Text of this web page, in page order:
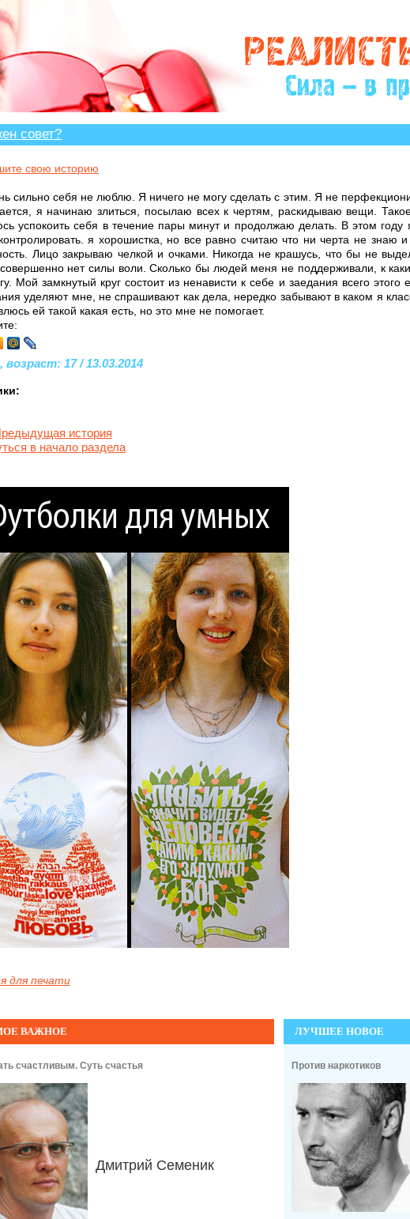
много историй, авторы которых остро нуждаются в
совет?
свою историю
сильно себя не люблю. Я ничего не могу сделать с этим. Я не
я начинаю злиться, посылаю всех к чертям, раскидываю вещи.
успокоить себя в течение пары минут и продолжаю делать. В этом
я хорошистка, но все равно считаю что ни черта не
Лицо закрываю челкой и очками. Никогда не крашусь, что бы не
нет силы воли. Сколько бы людей меня не поддерживали, к
Мой замкнутый круг состоит из ненависти к себе и заедания всего
уделяют мне, не спрашивают как дела, нередко забывают в каком я
ей такой какая есть, но это мне не помогает.
возраст: 17 / 13.03.2014
история
в начало раздела
для печати
ВАЖНОЕ
счастливым. Суть счастья
Дмитрий Семеник
ЛУЧШЕЕ НОВОЕ
Против наркотиков